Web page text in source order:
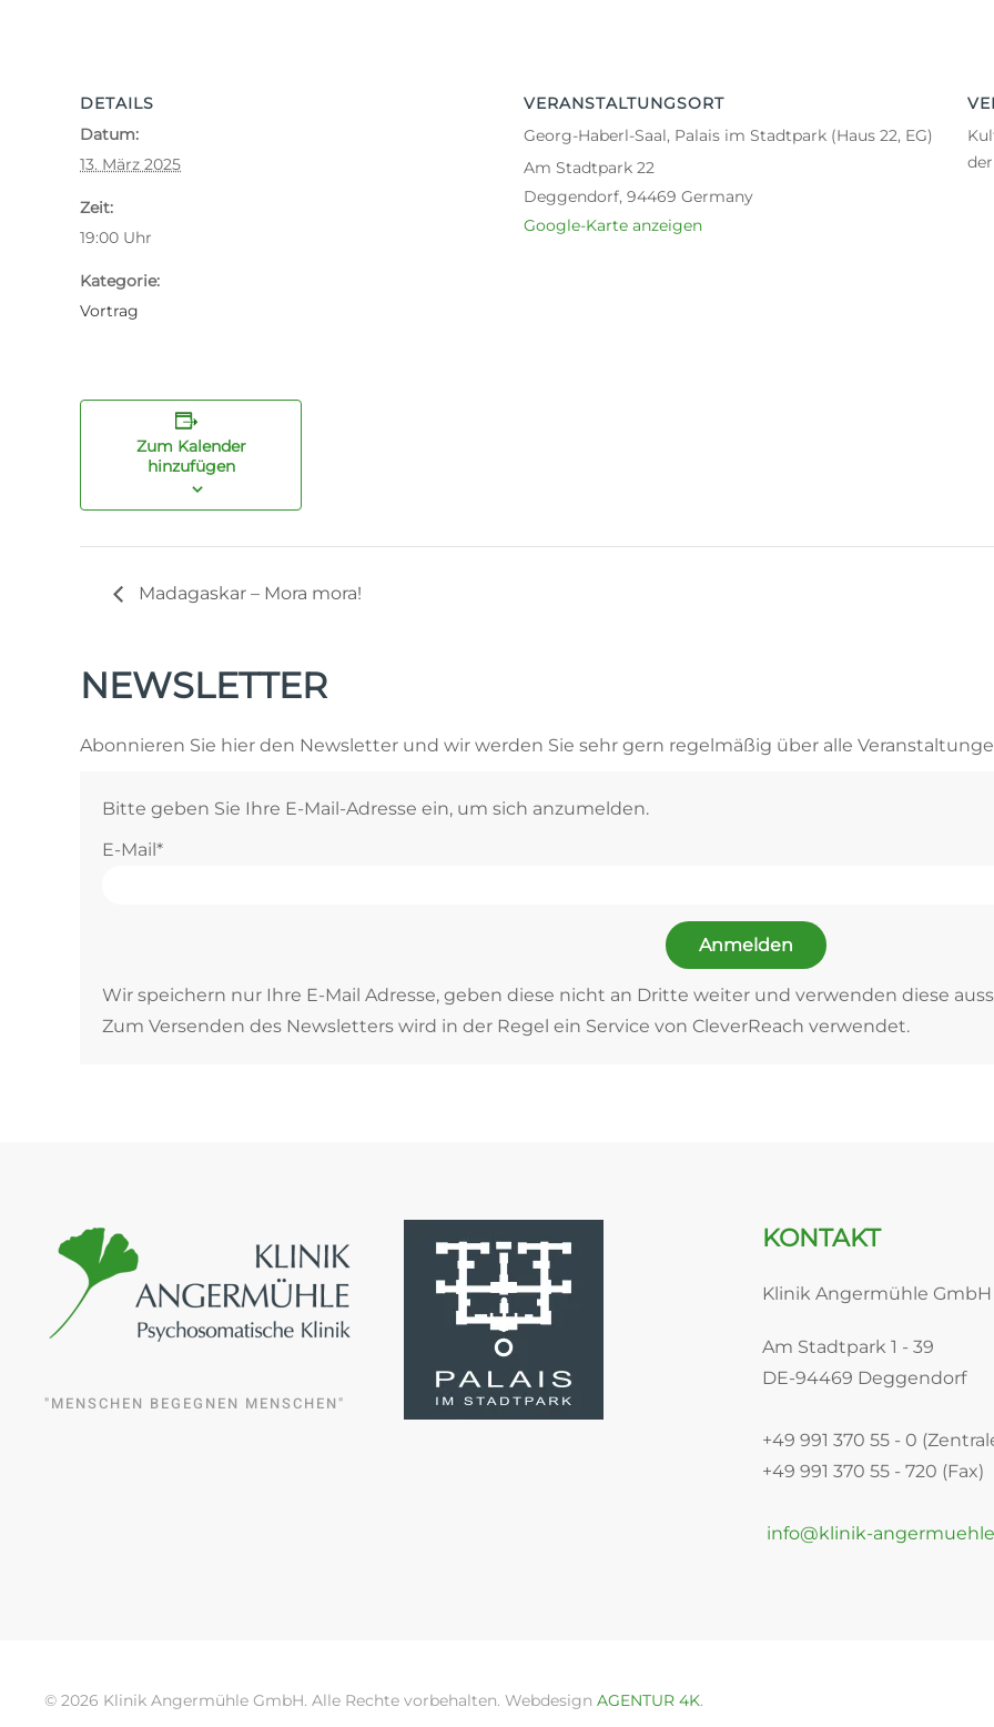
Zum Kalender
hinzufügen
DETAILS
Datum:
13. März 2025
Zeit:
19:00 Uhr
Kategorie:
Vortrag
VERANSTALTUNGSORT
Georg-Haberl-Saal, Palais im Stadtpark (Haus 22, EG)
Am Stadtpark 22
Deggendorf, 94469 Germany
Google-Karte anzeigen
Madagaskar – Mora mora!
NEWSLETTER
Abonnieren Sie hier den Newsletter und wir werden Sie sehr gern regelmäßig über alle
Bitte geben Sie Ihre E-Mail-Adresse ein, um sich anzumelden.
E-Mail*
Anmelden
Wir speichern nur Ihre E-Mail Adresse, geben diese nicht an Dritte weiter und verwenden diese
Zum Versenden des Newsletters wird in der Regel ein Service von CleverReach verwendet.
"MENSCHEN BEGEGNEN MENSCHEN"
KONTAKT
Klinik Angermühle GmbH
Am Stadtpark 1 - 39
DE-94469 Deggendorf
+49 991 370 55 - 0
+49 991 370 55 - 720 (Fax)
info@klinik-
© 2026 Klinik Angermühle GmbH. Alle Rechte vorbehalten. Webdesign AGENTUR 4K.